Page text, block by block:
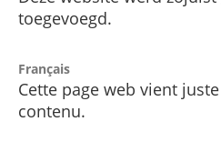
toegevoegd.
Français
Cette page web vient
contenu.